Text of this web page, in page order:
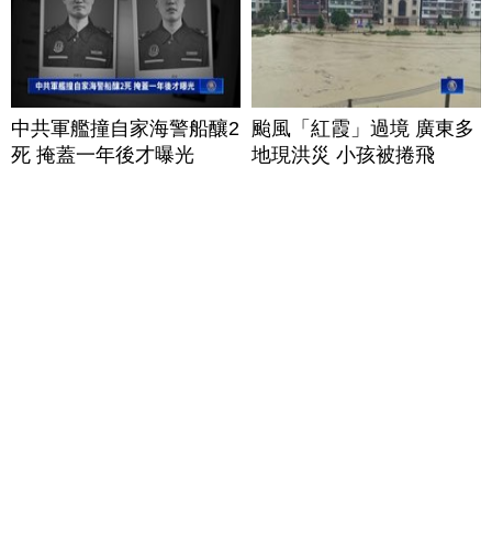
中共軍艦撞自家海警船釀2
死 掩蓋一年後才曝光
颱風「紅霞」過境 廣東多
地現洪災 小孩被捲飛